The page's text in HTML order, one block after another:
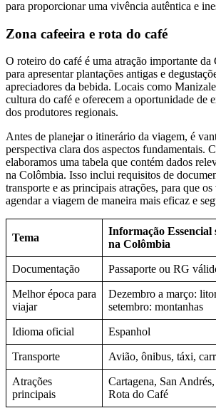
para proporcionar uma vivência autêntica e
Zona cafeeira e rota do café
O roteiro do café é uma atração importante
para apresentar plantações antigas e
apreciadores da bebida. Locais como
cultura do café e oferecem a oportunidade de
dos produtores regionais.
Antes de planejar o itinerário da viagem, é
perspectiva clara dos aspectos fundamentais.
elaboramos uma tabela que contém dados
na Colômbia. Isso inclui requisitos de
transporte e as principais atrações, para que
agendar a viagem de maneira mais eficaz e
Tema
Informação Essencial
na Colômbia
Documentação Passaporte ou RG
Melhor época para
viajar
Dezembro a março:
setembro: montanhas
Idioma oficial Espanhol
Transporte Avião, ônibus, táxi,
Atrações
principais
Cartagena, San
Rota do Café